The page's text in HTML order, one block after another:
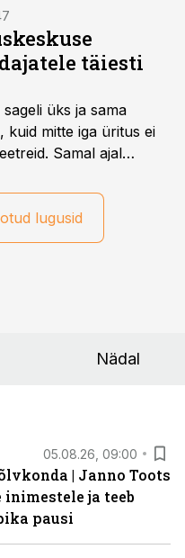
täiesti
üks ja sama
kuid mitte iga üritus ei
Samal ajal
konverents, gala,
tervikuks, ilma
asukohta. T1
lugusid
Nädal
05.08.26, 09:00
| Janno Toots
ja teeb
pausi